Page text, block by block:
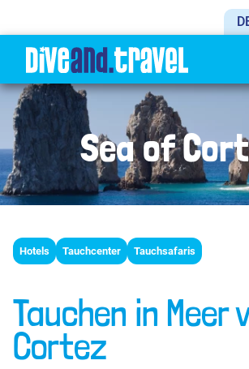
Sea of
Hotels Tauchcenter Tauchsafaris
Tauchen in Meer
Cortez